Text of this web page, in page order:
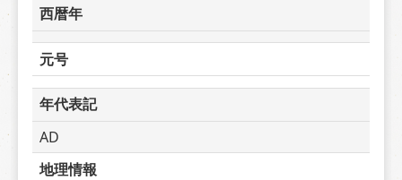
西暦年
元号
年代表記
AD
地理情報